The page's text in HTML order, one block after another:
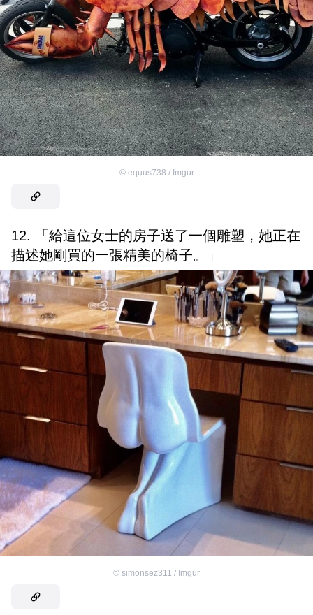
© equus738 / Imgur
12. 「給這位女士的房子送了一個雕塑，她正在
描述她剛買的一張精美的椅子。」
© simonsez311 / Imgur